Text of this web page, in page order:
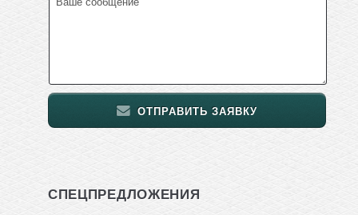
ОТПРАВИТЬ ЗАЯВКУ
СПЕЦПРЕДЛОЖЕНИЯ